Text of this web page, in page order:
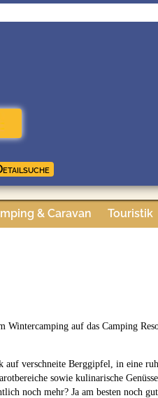
& Caravan Touristik
Wintercamping auf das Camping
verschneite Berggipfel, in eine
sowie kulinarische
noch mehr? Ja am besten noch